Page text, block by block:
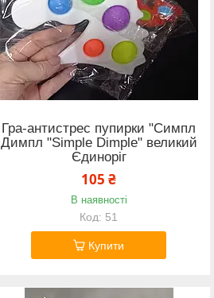
Гра-антистрес пупирки "Симпл
Димпл "Simple Dimple" великий
Єдиноріг
105 ₴
В наявності
51
Купити